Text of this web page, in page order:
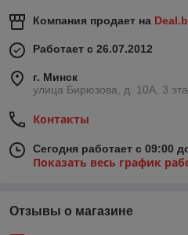
Компания продает на
Работает с 26.07.2012
г. Минск
улица Бирюзова, д. 10А, 3
Контакты
Сегодня работает с 09:00
Показать весь график
Отзывы о магазине